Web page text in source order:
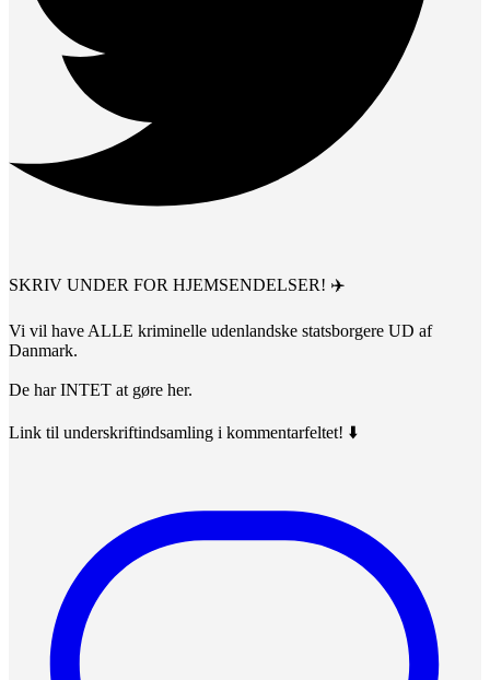
SKRIV UNDER FOR HJEMSENDELSER! ✈️
Vi vil have ALLE kriminelle udenlandske statsborgere UD af
Danmark.
De har INTET at gøre her.
Link til underskriftindsamling i kommentarfeltet! ⬇️